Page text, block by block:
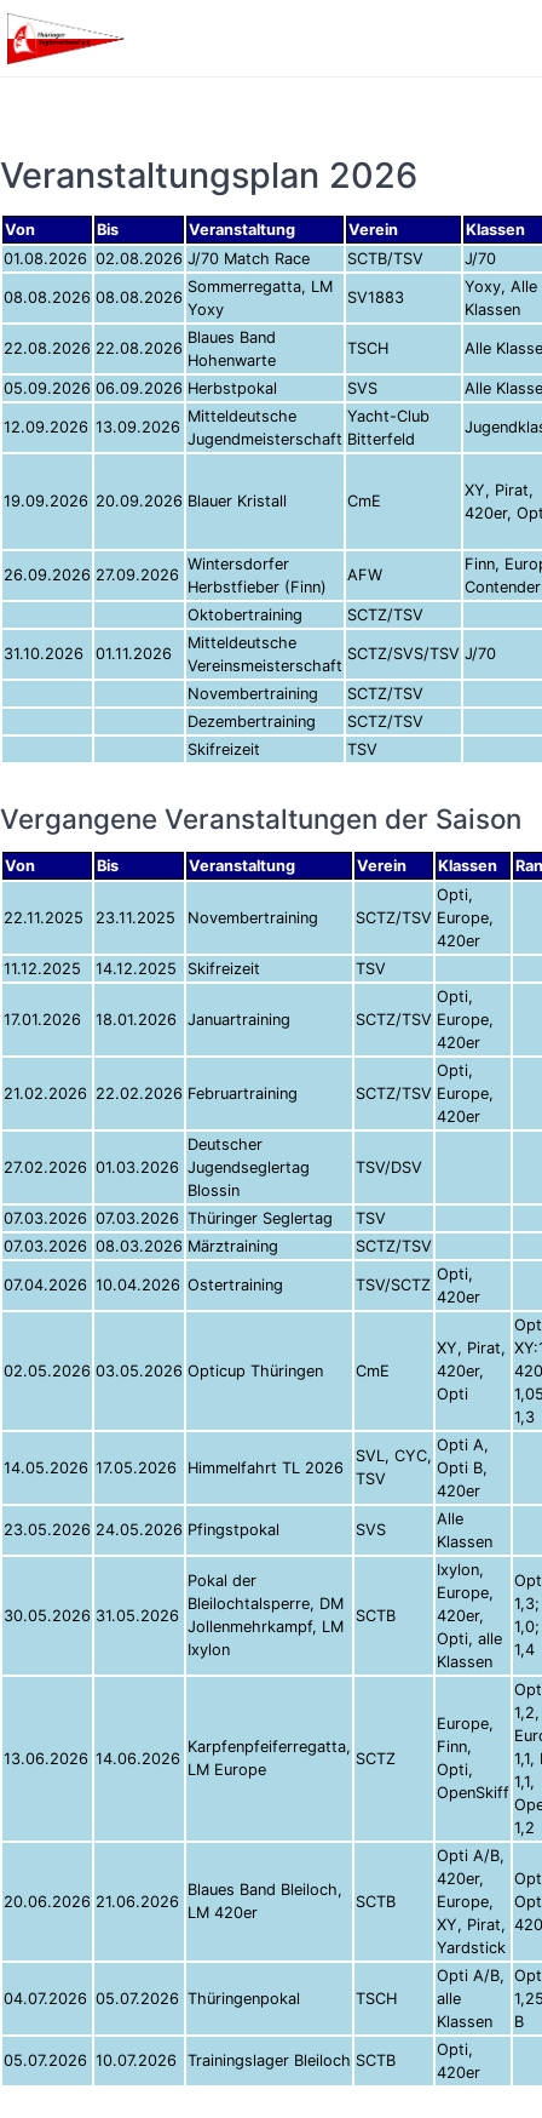
Veranstaltungsplan 2026
Von Bis Veranstaltung Verein
Klassen
01.08.2026 02.08.2026 J/70 Match Race SCTB/TSV J/70
08.08.2026 08.08.2026
Sommerregatta, LM
Yoxy
SV1883
Yoxy, Alle
Klassen
22.08.2026 22.08.2026
Blaues Band
Hohenwarte
TSCH Alle
05.09.2026 06.09.2026 Herbstpokal SVS Alle
12.09.2026 13.09.2026
Mitteldeutsche
Jugendmeisterschaft
Yacht-Club
Bitterfeld
19.09.2026 20.09.2026 Blauer Kristall CmE
XY, Pirat,
420er,
26.09.2026 27.09.2026
Wintersdorfer
Herbstfieber (Finn)
AFW
Finn,
Contender
Oktobertraining
SCTZ/TSV
31.10.2026 01.11.2026
Mitteldeutsche
Vereinsmeisterschaft
SCTZ/SVS/TSV J/70
Novembertraining
SCTZ/TSV
Dezembertraining
SCTZ/TSV
Skifreizeit
TSV
Vergangene Veranstaltungen der Saison
Von Bis Veranstaltung Verein Klassen
22.11.2025 23.11.2025 Novembertraining SCTZ/TSV
Opti,
Europe,
420er
11.12.2025
14.12.2025 Skifreizeit TSV
17.01.2026 18.01.2026 Januartraining SCTZ/TSV
Opti,
Europe,
420er
21.02.2026 22.02.2026 Februartraining SCTZ/TSV
Opti,
Europe,
420er
27.02.2026 01.03.2026
Deutscher
Jugendseglertag
Blossin
TSV/DSV
07.03.2026 07.03.2026 Thüringer Seglertag
TSV
07.03.2026 08.03.2026 Märztraining SCTZ/TSV
07.04.2026 10.04.2026 Ostertraining TSV/SCTZ
Opti,
420er
02.05.2026 03.05.2026 Opticup Thüringen CmE
XY, Pirat,
420er,
Opti
1,3
14.05.2026 17.05.2026 Himmelfahrt TL 2026
SVL, CYC,
TSV
Opti A,
Opti B,
420er
23.05.2026 24.05.2026 Pfingstpokal SVS
Alle
Klassen
30.05.2026 31.05.2026
Pokal der
Bleilochtalsperre, DM
Jollenmehrkampf, LM
Ixylon
SCTB
Ixylon,
Europe,
420er,
Opti, alle
Klassen
1,4
13.06.2026 14.06.2026
Karpfenpfeiferregatta,
LM Europe
SCTZ
Europe,
Finn,
Opti,
OpenSkiff
1,1,
1,1,
1,2
20.06.2026 21.06.2026
Blaues Band Bleiloch,
LM 420er
SCTB
Opti A/B,
420er,
Europe,
XY, Pirat,
Yardstick
04.07.2026 05.07.2026 Thüringenpokal TSCH
Opti A/B,
alle
Klassen
B
05.07.2026 10.07.2026 Trainingslager Bleiloch SCTB
Opti,
420er